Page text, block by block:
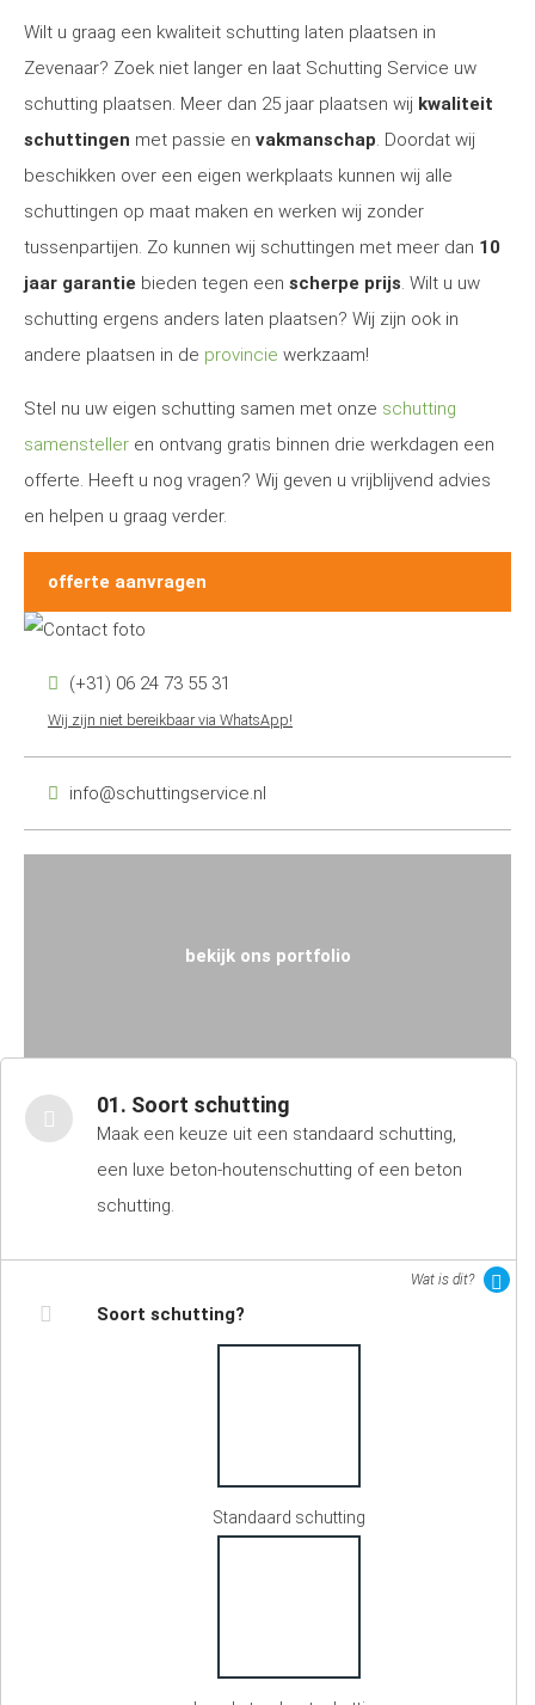
Wilt u graag een kwaliteit schutting laten plaatsen in
Zevenaar? Zoek niet langer en laat Schutting Service uw
schutting plaatsen. Meer dan 25 jaar plaatsen wij kwaliteit
schuttingen met passie en vakmanschap. Doordat wij
beschikken over een eigen werkplaats kunnen wij alle
schuttingen op maat maken en werken wij zonder
tussenpartijen. Zo kunnen wij schuttingen met meer dan 10
jaar garantie bieden tegen een scherpe prijs. Wilt u uw
schutting ergens anders laten plaatsen? Wij zijn ook in
andere plaatsen in de provincie werkzaam!
Stel nu uw eigen schutting samen met onze schutting
samensteller en ontvang gratis binnen drie werkdagen een
offerte. Heeft u nog vragen? Wij geven u vrijblijvend advies
en helpen u graag verder.
offerte aanvragen
(+31) 06 24 73 55 31
Wij zijn niet bereikbaar via WhatsApp!
info@schuttingservice.nl
bekijk ons portfolio
01. Soort schutting
Maak een keuze uit een standaard schutting,
een luxe beton-houtenschutting of een beton
schutting.
Wat is dit?
Soort schutting?
Standaard schutting